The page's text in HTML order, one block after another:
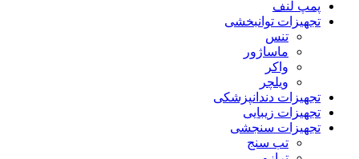
پمپ لنف
تجهیزات توانبخشی
تنس
ماساژور
واکر
ویلچر
تجهیزات دندانپزشکی
تجهیزات زیبایی
تجهیزات سنجشی
تب سنج